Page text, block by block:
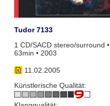
Tudor 7133
1 CD/SACD stereo/surround •
63min • 2003
11.02.2005
Künstlerische Qualität: